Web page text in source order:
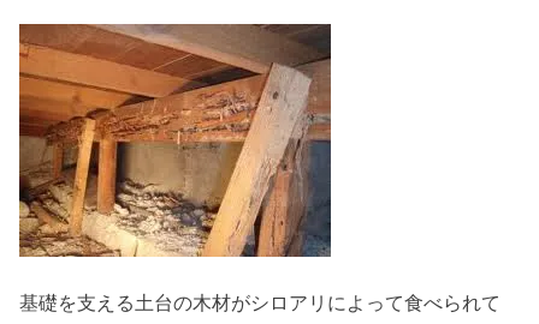
基礎を支える土台の木材がシロアリによって食べられて